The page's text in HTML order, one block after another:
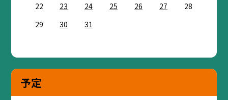
22
23 24 25 26 27
28
29
30 31
予定